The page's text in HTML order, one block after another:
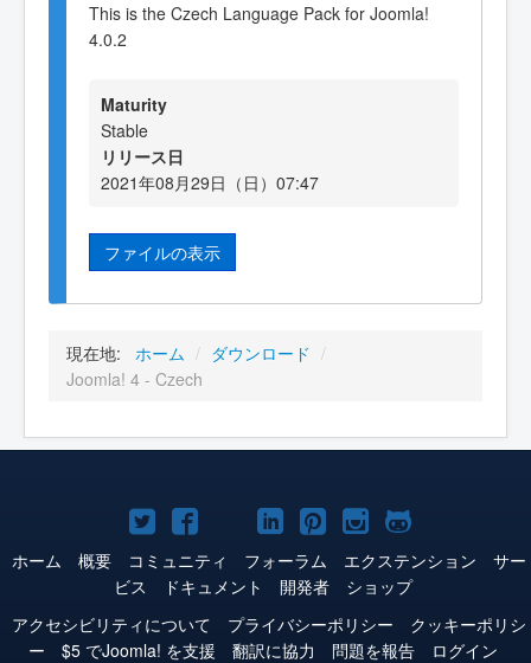
This is the Czech Language Pack for Joomla!
4.0.2
Maturity
Stable
リリース日
2021年08月29日（日）07:47
ファイルの表示
現在地: ホーム / ダウンロード /
Joomla! 4 - Czech
Joomla!
Twitter
Joomla!
Facebook
Joomla!
YouTube
Joomla!
LinkedIn
Joomla!
Pinterest
Joomla!
Instagram
Joomla!
GitHub
ホーム 概要 コミュニティ フォーラム エクステンション
サー
ビス
ドキュメント 開発者
ショップ
アクセシビリティについて
プライバシーポリシー
クッキーポリシ
ー
$5 でJoomla! を支援 翻訳に協力 問題を報告 ログイン